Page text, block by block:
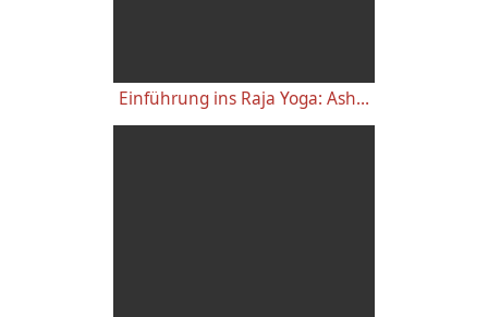
Einführung ins Raja Yoga: Ashtanga, Die 8 Stufen - YVS012